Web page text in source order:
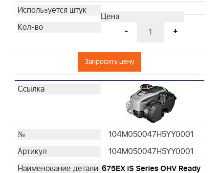
- +
Запросить цену
104M050047H5YY0001
104M050047H5YY0001
675EX iS Series OHV Ready